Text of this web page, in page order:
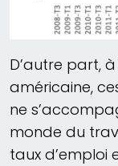
D’autre part,
américaine,
ne
monde du
taux d’emploi